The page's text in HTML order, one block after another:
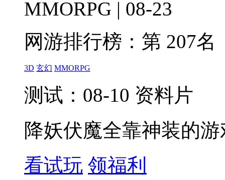
MMORPG | 08-23
网游排行榜： 第 207名
3D 玄幻 MMORPG
测试：08-10 资料片
降妖伏魔全靠神装的游
看试玩 领福利